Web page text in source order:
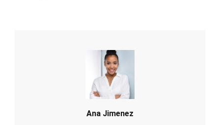
Ana Jimenez